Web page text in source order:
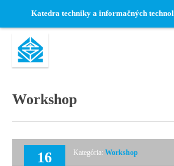
Katedra techniky a informačných
Štruktúra katedry
Workshop
Kategória: Workshop
16